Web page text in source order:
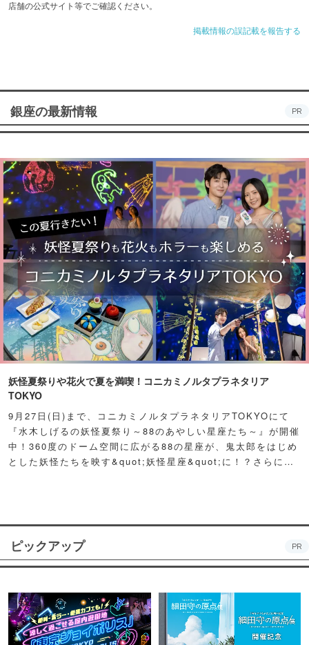
店舗の公式サイト等でご確認ください。
掲載情報の誤記載を報告する
銀座の最新情報 PR
妖怪夏祭りや花火で夏を満喫！コニカミノルタプラネタリア
TOKYO
9月27日(日)まで、コニカミノルタプラネタリアTOKYOにて
『水木しげるの妖怪夏祭り～88のあやしい星座たち～』が開催
中！360度のドーム空間に広がる88の星座が、鬼太郎をはじめ
とした妖怪たちを映す&quot;妖怪星座&quot;に！？さらに例
ピックアップ PR